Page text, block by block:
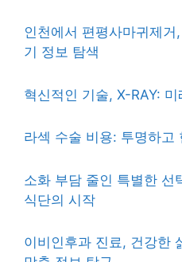
인천에서 편평사마귀제
기 정보 탐색
혁신적인 기술, X-RAY:
라섹 수술 비용: 투명하고
소화 부담 줄인 특별한 선
식단의 시작
이비인후과 진료, 건강한